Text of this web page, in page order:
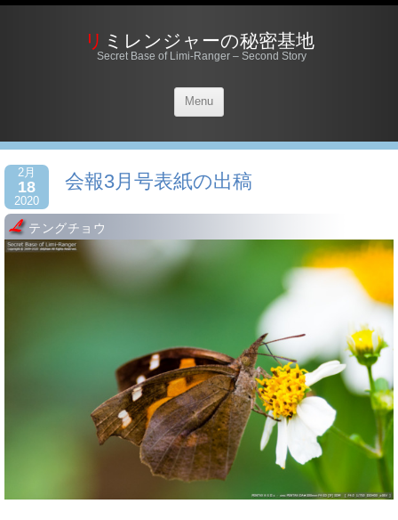
リミレンジャーの秘密基地
Secret Base of Limi-Ranger – Second Story
Menu
2月
18
2020
会報3月号表紙の出稿
テングチョウ